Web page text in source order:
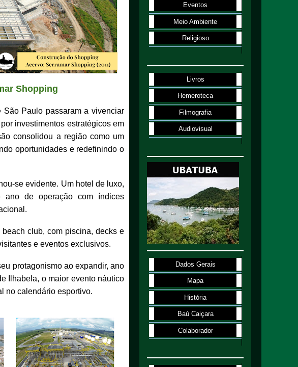
Shopping
Paulo passaram a vivenciar
investimentos estratégicos em
consolidou a região como um
oportunidades e redefinindo o
se evidente. Um hotel de luxo,
de operação com índices
club, com piscina, decks e
e eventos exclusivos.
protagonismo ao expandir, ano
Ilhabela, o maior evento náutico
no calendário esportivo.
Eventos
Meio Ambiente
Religioso
Livros
Hemeroteca
Filmografia
Audiovisual
Dados Gerais
Mapa
História
Baú Caiçara
Colaborador